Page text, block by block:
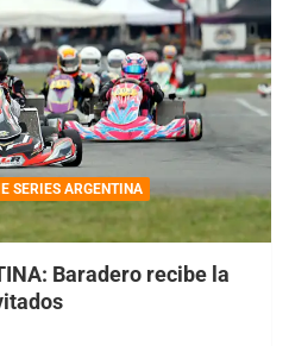
SERIES ARGENTINA
Baradero recibe la